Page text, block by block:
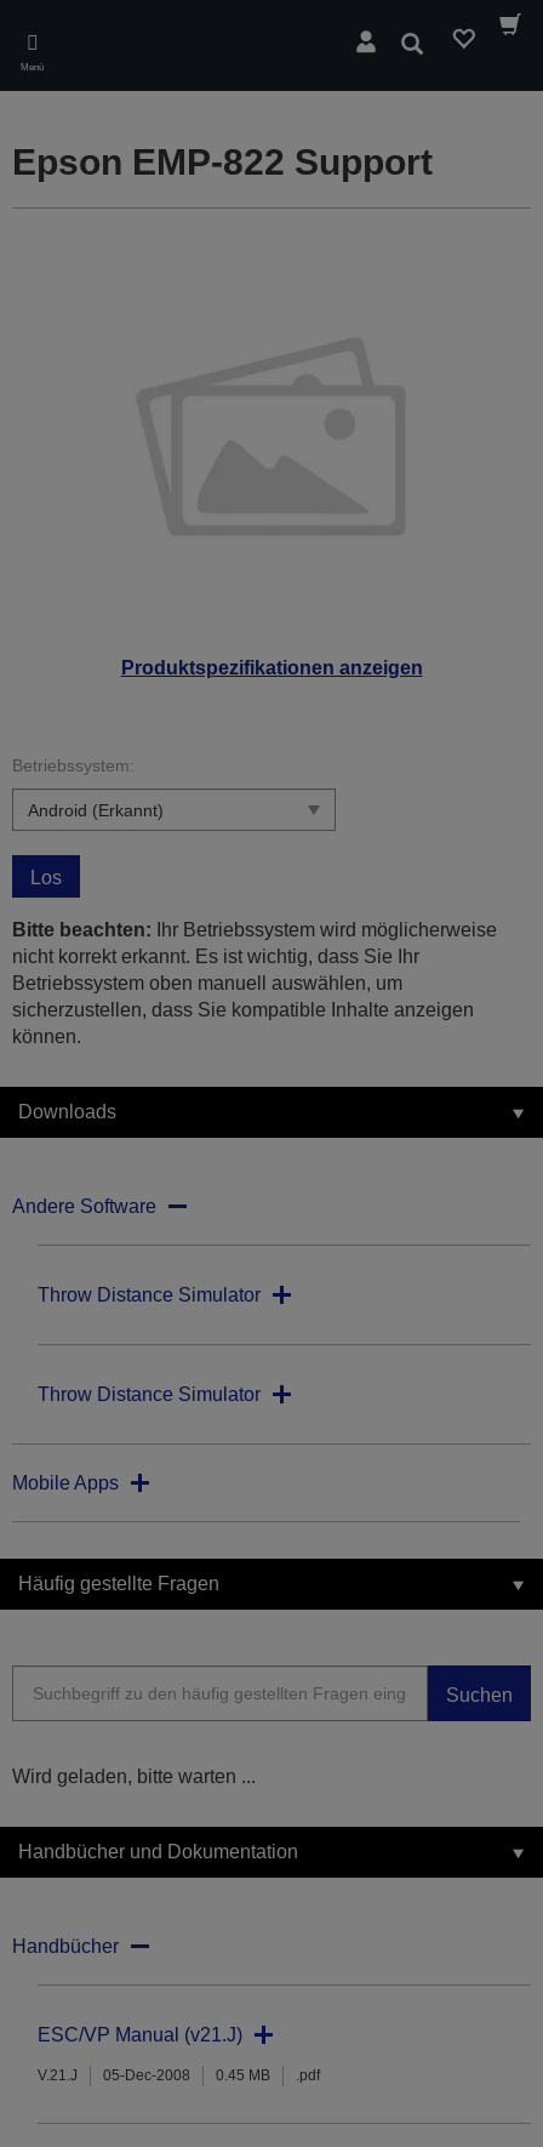
main
content
Menü
Suchen
Produktspezifikationen anzeigen
Epson EMP-822 Support
Betriebssystem:
Los
Bitte beachten: Ihr Betriebssystem wird möglicherweise
nicht korrekt erkannt. Es ist wichtig, dass Sie Ihr
Betriebssystem oben manuell auswählen, um
sicherzustellen, dass Sie kompatible Inhalte anzeigen
können.
Downloads
Andere Software
Throw Distance Simulator
Throw Distance Simulator
Mobile Apps
Häufig gestellte Fragen
Suchen
Wird geladen, bitte warten ...
Handbücher und Dokumentation
Handbücher
ESC/VP Manual (v21.J)
V.21.J 05-Dec-2008 0.45 MB .pdf